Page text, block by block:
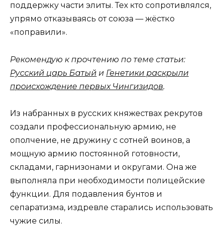
поддержку части элиты. Тех кто сопротивлялся,
упрямо отказываясь от союза — жёстко
«поправили».
Рекомендую к прочтению по теме статьи:
Русский царь Батый и Генетики раскрыли
происхождение первых Чингизидов.
Из набранных в русских княжествах рекрутов
создали профессиональную армию, не
ополчение, не дружину с сотней воинов, а
мощную армию постоянной готовности,
складами, гарнизонами и округами. Она же
выполняла при необходимости полицейские
функции. Для подавления бунтов и
сепаратизма, издревле старались использовать
чужие силы.